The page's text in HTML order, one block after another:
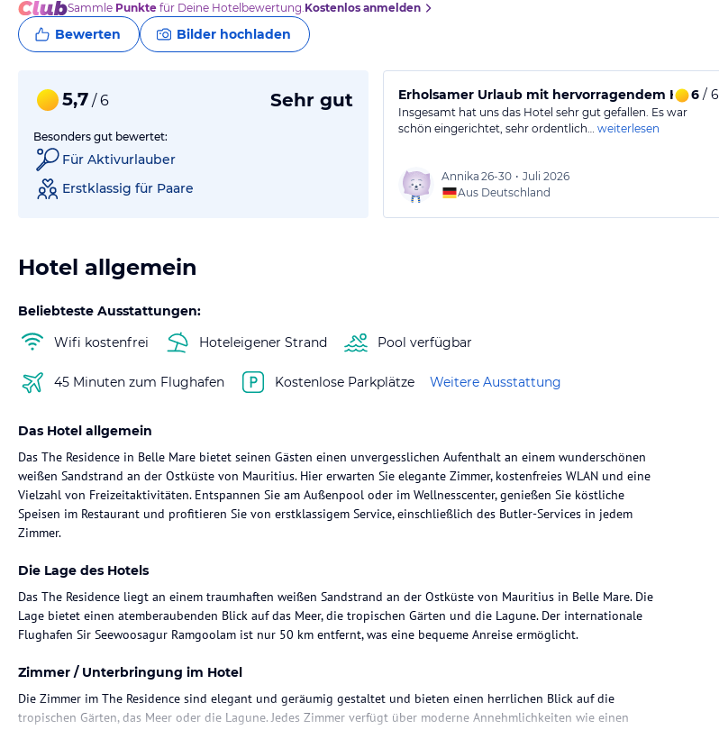
Sammle Punkte für Deine Hotelbewertung.Kostenlos anmelden
Bewerten Bilder hochladen
5,7 / 6 Sehr gut
Besonders gut bewertet:
Für Aktivurlauber
Erstklassig für Paare
Erholsamer Urlaub mit hervorragendem Hotel
6/ 6
Insgesamt hat uns das Hotel sehr gut gefallen. Es war
schön eingerichtet, sehr ordentlich… weiterlesen
Annika 26-30 • Juli 2026
Aus Deutschland
Hotel allgemein
Beliebteste Ausstattungen:
Wifi kostenfrei
Hoteleigener Strand Pool verfügbar
45 Minuten zum Flughafen Kostenlose Parkplätze Weitere Ausstattung
Das Hotel allgemein
Das The Residence in Belle Mare bietet seinen Gästen einen unvergesslichen Aufenthalt an einem wunderschönen
weißen Sandstrand an der Ostküste von Mauritius. Hier erwarten Sie elegante Zimmer, kostenfreies WLAN und eine
Vielzahl von Freizeitaktivitäten. Entspannen Sie am Außenpool oder im Wellnesscenter, genießen Sie köstliche
Speisen im Restaurant und profitieren Sie von erstklassigem Service, einschließlich des Butler-Services in jedem
Zimmer.
Die Lage des Hotels
Das The Residence liegt an einem traumhaften weißen Sandstrand an der Ostküste von Mauritius in Belle Mare. Die
Lage bietet einen atemberaubenden Blick auf das Meer, die tropischen Gärten und die Lagune. Der internationale
Flughafen Sir Seewoosagur Ramgoolam ist nur 50 km entfernt, was eine bequeme Anreise ermöglicht.
Zimmer / Unterbringung im Hotel
Die Zimmer im The Residence sind elegant und geräumig gestaltet und bieten einen herrlichen Blick auf die
tropischen Gärten, das Meer oder die Lagune. Jedes Zimmer verfügt über moderne Annehmlichkeiten wie einen